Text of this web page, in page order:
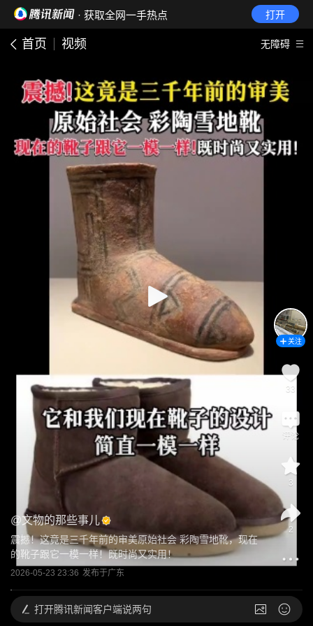
· 获取全网一手热点 打开
首页 视频 无障碍
@文物的那些事儿
震撼！这竟是三千年前的审美原始社会 彩陶雪地靴，现在
的靴子跟它一模一样！既时尚又实用！
2026-05-23 23:36 发布于广东
关注
33
评论
3
2
打开腾讯新闻客户端说两句